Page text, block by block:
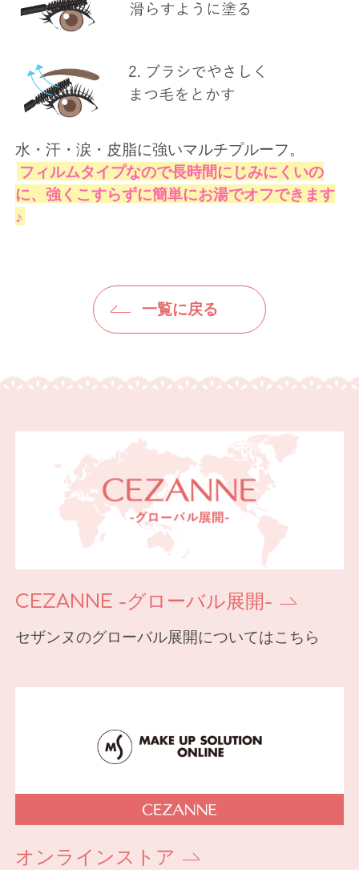
水・汗・涙・皮脂に強いマルチプルーフ。
フィルムタイプなので長時間にじみにくいの
に、強くこすらずに簡単にお湯でオフできます
♪
一覧に戻る
CEZANNE -グローバル展開-
セザンヌのグローバル展開についてはこちら
オンラインストア